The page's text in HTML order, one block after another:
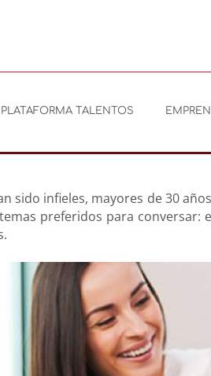
PLATAFORMA TALENTOS
sido infieles, mayores de 30
preferidos para